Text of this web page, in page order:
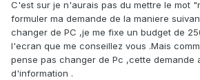
C'est sur je n'aurais pas du mettre le mot
formuler ma demande de la maniere
changer de PC ,je me fixe un budget de
l'ecran que me conseillez vous .Mais
pense pas changer de Pc ,cette demande
d'information .